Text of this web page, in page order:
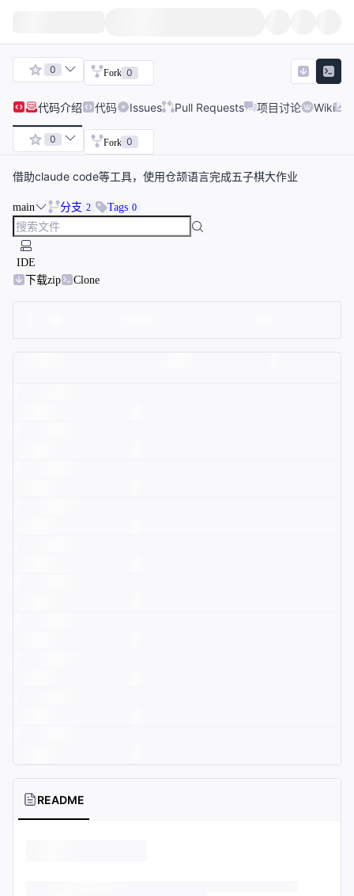
0 Fork 0
代码介绍 代码 Issues Pull Requests 项目讨论 Wiki
0 Fork 0
借助claude code等工具，使用仓颉语言完成五子棋大作业
main 分支 2 Tags 0
IDE
下载zip
Clone
README